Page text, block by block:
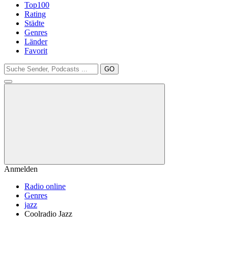
Top100
Rating
Städte
Genres
Länder
Favorit
GO
Anmelden
Radio online
Genres
jazz
Coolradio Jazz